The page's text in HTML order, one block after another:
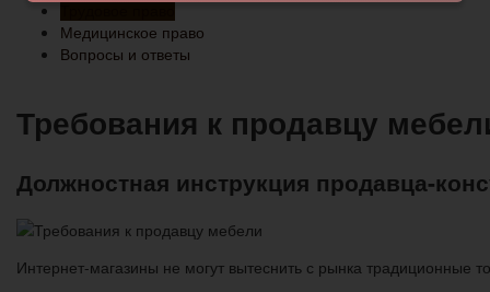
Медицинское право
Вопросы и ответы
Требования к продавцу
Должностная инструкция продавца-
Интернет-магазины не могут вытеснить с рынка традиционные